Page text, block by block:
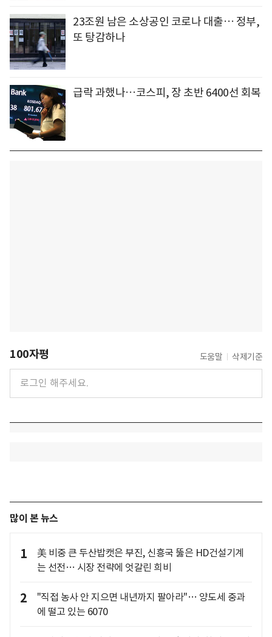
23조원 남은 소상공인 코로나 대출… 정부,
또 탕감하나
급락 과했나…코스피, 장 초반 6400선 회복
100자평 도움말 삭제기준
많이 본 뉴스
1
美 비중 큰 두산밥캣은 부진, 신흥국 뚫은 HD건설기계
는 선전… 시장 전략에 엇갈린 희비
2
"직접 농사 안 지으면 내년까지 팔아라"… 양도세 중과
에 떨고 있는 6070